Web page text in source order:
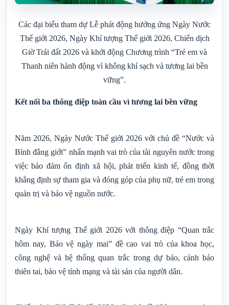
Các đại biểu tham dự Lễ phát động hưởng ứng Ngày Nước
Thế giới 2026, Ngày Khí tượng Thế giới 2026, Chiến dịch
Giờ Trái đất 2026 và khởi động Chương trình “Trẻ em và
Thanh niên hành động vì không khí sạch và tương lai bền
vững”.
Kết nối ba thông điệp toàn cầu vì tương lai bền vững
Năm 2026, Ngày Nước Thế giới 2026 với chủ đề “Nước và
Bình đẳng giới” nhấn mạnh vai trò của tài nguyên nước trong
việc bảo đảm ổn định xã hội, phát triển kinh tế, đồng thời
khẳng định sự tham gia và đóng góp của phụ nữ, trẻ em trong
quản trị và bảo vệ nguồn nước.
Ngày Khí tượng Thế giới 2026 với thông điệp “Quan trắc
hôm nay, Bảo vệ ngày mai” đề cao vai trò của khoa học,
công nghệ và hệ thống quan trắc trong dự báo, cảnh báo
thiên tai, bảo vệ tính mạng và tài sản của người dân.